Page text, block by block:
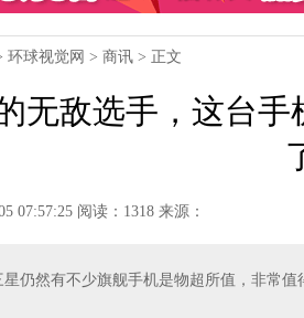
环球视觉网 > 商讯 > 正文
无敌选手，这台
07:57:25 阅读：1318 来源：
星仍然有不少旗舰手机是物超所值，非常